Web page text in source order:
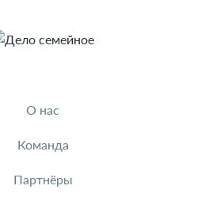
О нас
Команда
Партнёры